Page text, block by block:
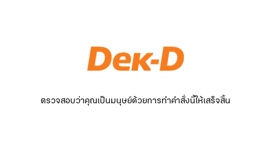
ตรวจสอบว่าคุณเป็นมนุษย์ด้วยการทำคำสั่งนี้ให้เสร็จสิ้น